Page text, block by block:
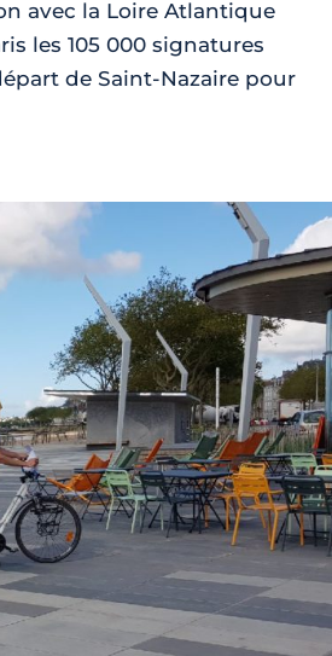
avec la Loire Atlantique
les 105 000 signatures
de Saint-Nazaire pour